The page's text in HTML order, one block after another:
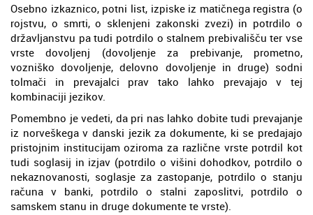
Osebno izkaznico, potni list, izpiske iz matičnega registra (o
rojstvu, o smrti, o sklenjeni zakonski zvezi) in potrdilo o
državljanstvu pa tudi potrdilo o stalnem prebivališču ter vse
vrste dovoljenj (dovoljenje za prebivanje, prometno,
vozniško dovoljenje, delovno dovoljenje in druge) sodni
tolmači in prevajalci prav tako lahko prevajajo v tej
kombinaciji jezikov.
Pomembno je vedeti, da pri nas lahko dobite tudi prevajanje
iz norveškega v danski jezik za dokumente, ki se predajajo
pristojnim institucijam oziroma za različne vrste potrdil kot
tudi soglasij in izjav (potrdilo o višini dohodkov, potrdilo o
nekaznovanosti, soglasje za zastopanje, potrdilo o stanju
računa v banki, potrdilo o stalni zaposlitvi, potrdilo o
samskem stanu in druge dokumente te vrste).